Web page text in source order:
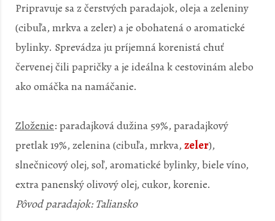
Pripravuje sa z čerstvých paradajok, oleja a zeleniny
(cibuľa, mrkva a zeler) a je obohatená o aromatické
bylinky. Sprevádza ju príjemná korenistá chuť
červenej čili papričky a je ideálna k cestovinám alebo
ako omáčka na namáčanie.
Zloženie: paradajková dužina 59%, paradajkový
pretlak 19%, zelenina (cibuľa, mrkva, zeler),
slnečnicový olej, soľ, aromatické bylinky, biele víno,
extra panenský olivový olej, cukor, korenie.
Pôvod paradajok: Taliansko